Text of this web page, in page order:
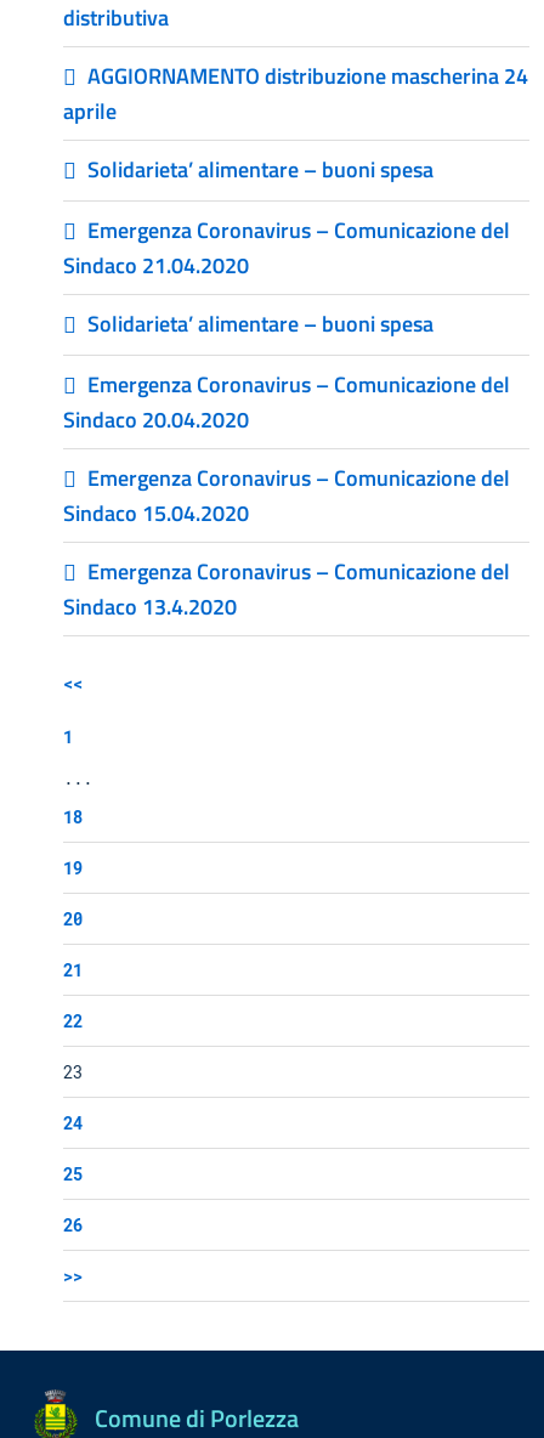
distributiva
AGGIORNAMENTO distribuzione mascherina 24
aprile
Solidarieta’ alimentare – buoni spesa
Emergenza Coronavirus – Comunicazione del
Sindaco 21.04.2020
Solidarieta’ alimentare – buoni spesa
Emergenza Coronavirus – Comunicazione del
Sindaco 20.04.2020
Emergenza Coronavirus – Comunicazione del
Sindaco 15.04.2020
Emergenza Coronavirus – Comunicazione del
Sindaco 13.4.2020
<<
1
...
18
19
20
21
22
23
24
25
26
>>
Comune di Porlezza